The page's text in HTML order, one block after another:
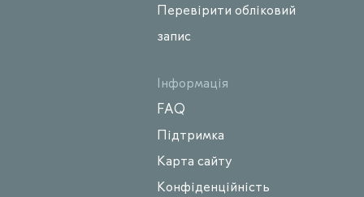
Перевірити обліковий
запис
Інформація
FAQ
Підтримка
Карта сайту
Конфіденційність